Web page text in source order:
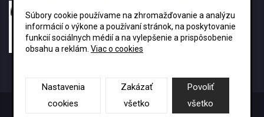
Ako si vybrať správnu veľkosť odkvapového
systému KJG ?
Súbory cookie používame na zhromažďovanie a analýzu
informácií o výkone a používaní stránok, na poskytovanie
funkcií sociálnych médií a na vylepšenie a prispôsobenie
obsahu a reklám. Viac o cookies
Nastavenia
cookies
Zakázať
všetko
Povoliť
všetko